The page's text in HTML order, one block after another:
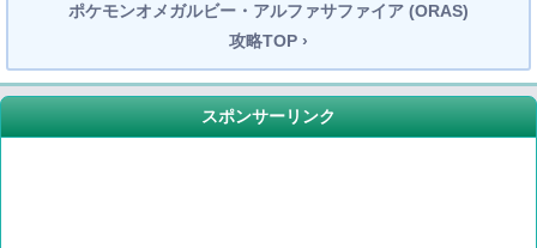
ポケモンオメガルビー・アルファサファイア (ORAS)
攻略TOP ›
スポンサーリンク